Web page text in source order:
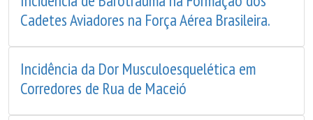
Cadetes Aviadores na Força Aérea Brasileira.
Incidência da Dor Musculoesquelética em
Corredores de Rua de Maceió